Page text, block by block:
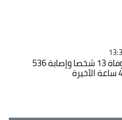
حوادث المرور: وفاة 13 شخصا وإصابة 536